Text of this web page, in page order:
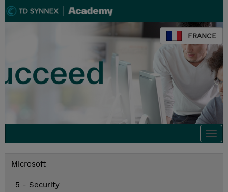
FRANCE
Microsoft
5 - Security